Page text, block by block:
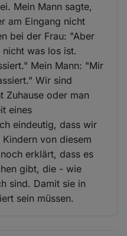
Mein Mann sagte,
am Eingang nicht
bei der Frau: "Aber
was los ist.
Mein Mann: "Mir
Wir sind
Zuhause oder man
eines
eindeutig, dass wir
von diesem
erklärt, dass es
gibt, die - wie
sind. Damit sie in
sein müssen.